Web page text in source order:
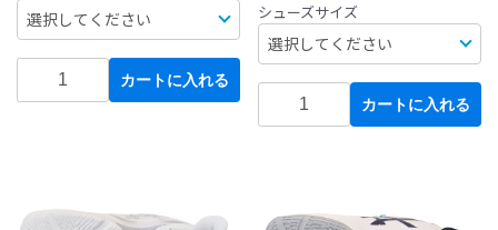
カートに入れる
シューズサイズ
カートに入れる